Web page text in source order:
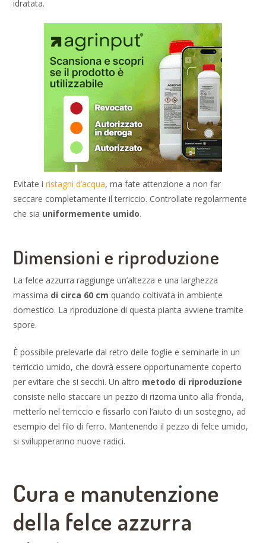
idratata.
Evitate iristagni d’acqua, ma fate attenzione a non far
seccare completamente il terriccio. Controllate regolarmente
che sia uniformemente umido.
Dimensioni e riproduzione
La felce azzurra raggiunge un’altezza e una larghezza
massima di circa 60 cm quando coltivata in ambiente
domestico. La riproduzione di questa pianta avviene tramite
spore.
È possibile prelevarle dal retro delle foglie e seminarle in un
terriccio umido, che dovrà essere opportunamente coperto
per evitare che si secchi. Un altro metodo di riproduzione
consiste nello staccare un pezzo di rizoma unito alla fronda,
metterlo nel terriccio e fissarlo con l’aiuto di un sostegno, ad
esempio del filo di ferro. Mantenendo il pezzo di felce umido,
si svilupperanno nuove radici.
Cura e manutenzione
della felce azzurra